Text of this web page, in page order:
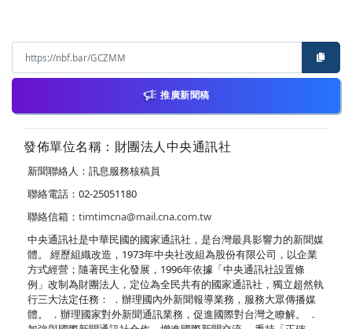
推廣新聞稿
發佈單位名稱：財團法人中央通訊社
新聞聯絡人：訊息服務核稿員
聯絡電話：02-25051180
聯絡信箱： timtimcna@mail.cna.com.tw
中央通訊社是中華民國的國家通訊社，是台灣最具影響力的新聞媒
體。 經歷組織改造，1973年中央社改組為股份有限公司，以企業
方式經營；隨著民主化發展，1996年依據「中央通訊社設置條
例」改制為財團法人，定位為全民共有的國家通訊社，獨立超然執
行三大法定任務： ．辦理國內外新聞報導業務，服務大眾傳播媒
體。 ．辦理國家對外新聞通訊業務，促進國際對台灣之瞭解。 ．